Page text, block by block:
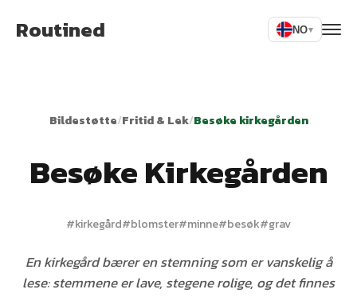
Routined NO▾
Bildestøtte/Fritid & Lek/Besøke kirkegården
Besøke Kirkegården
#kirkegård#blomster#minne#besøk#grav
En kirkegård bærer en stemning som er vanskelig å
lese: stemmene er lave, stegene rolige, og det finnes